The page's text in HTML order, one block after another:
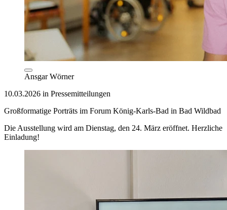
Ansgar Wörner
10.03.2026 in Pressemitteilungen
Großformatige Porträts im Forum König-Karls-Bad in Bad Wildbad
Die Ausstellung wird am Dienstag, den 24. März eröffnet. Herzliche
Einladung!